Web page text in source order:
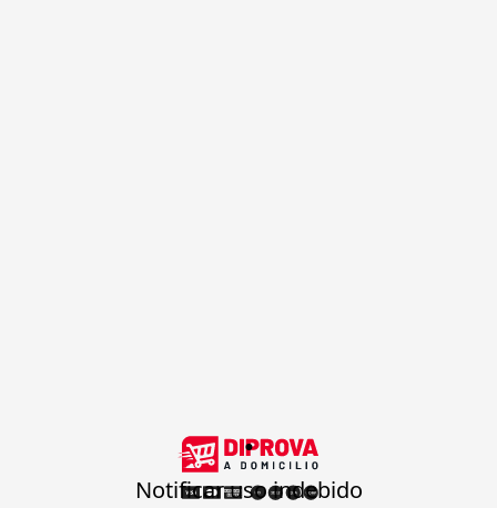
.
Notificar uso indebido